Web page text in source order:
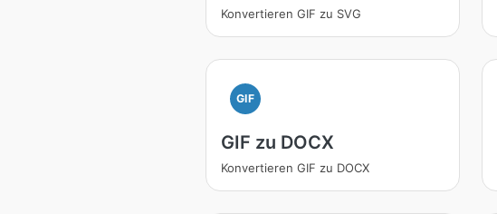
Konvertieren GIF zu SVG
GIF
GIF zu DOCX
Konvertieren GIF zu DOCX